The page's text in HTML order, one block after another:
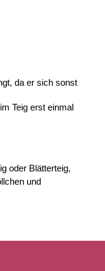
da er sich sonst
Teig erst einmal
oder Blätterteig,
und